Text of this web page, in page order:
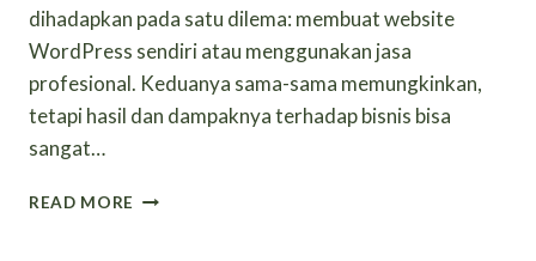
dihadapkan pada satu dilema: membuat website
WordPress sendiri atau menggunakan jasa
profesional. Keduanya sama-sama memungkinkan,
tetapi hasil dan dampaknya terhadap bisnis bisa
sangat…
READ MORE BANGUN